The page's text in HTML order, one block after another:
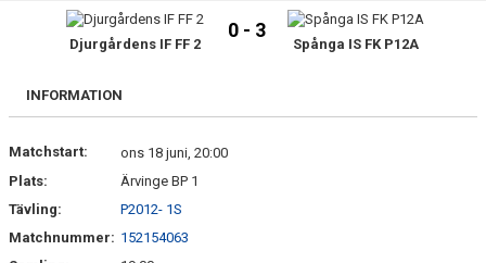
TRUPPEN
LAGSPONSORER
DOKUMENT
KONTAKT
Djurgårdens IF FF 2
0 - 3
Spånga IS FK P12A
INFORMATION
Matchstart:
ons 18 juni, 20:00
Plats:
Ärvinge BP 1
Tävling:
P2012- 1S
Matchnummer: 152154063